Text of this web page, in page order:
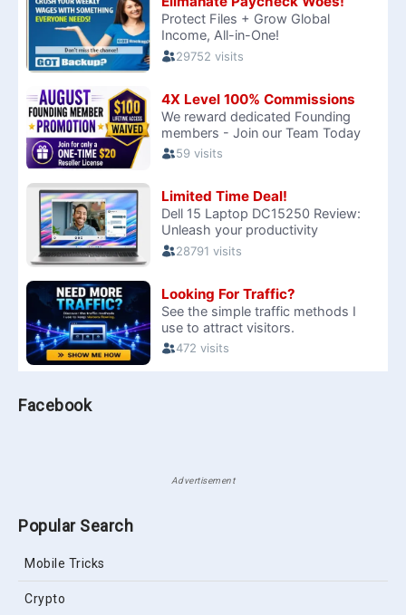
Facebook
Advertisement
Popular Search
Mobile Tricks
Crypto